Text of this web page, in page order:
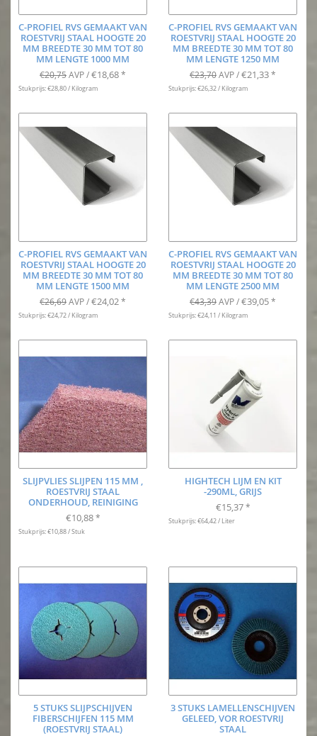
C-PROFIEL RVS GEMAAKT VAN
ROESTVRIJ STAAL HOOGTE 20
MM BREEDTE 30 MM TOT 80
MM LENGTE 1000 MM
€20,75 AVP / €18,68 *
Stukprijs: €28,80 / Kilogram
C-PROFIEL RVS GEMAAKT VAN
ROESTVRIJ STAAL HOOGTE 20
MM BREEDTE 30 MM TOT 80
MM LENGTE 1250 MM
€23,70 AVP / €21,33 *
Stukprijs: €26,32 / Kilogram
C-PROFIEL RVS GEMAAKT VAN
ROESTVRIJ STAAL HOOGTE 20
MM BREEDTE 30 MM TOT 80
MM LENGTE 1500 MM
€26,69 AVP / €24,02 *
Stukprijs: €24,72 / Kilogram
C-PROFIEL RVS GEMAAKT VAN
ROESTVRIJ STAAL HOOGTE 20
MM BREEDTE 30 MM TOT 80
MM LENGTE 2500 MM
€43,39 AVP / €39,05 *
Stukprijs: €24,11 / Kilogram
SLIJPVLIES SLIJPEN 115 MM ,
ROESTVRIJ STAAL
ONDERHOUD, REINIGING
€10,88 *
Stukprijs: €10,88 / Stuk
HIGHTECH LIJM EN KIT
-290ML, GRIJS
€15,37 *
Stukprijs: €64,42 / Liter
5 STUKS SLIJPSCHIJVEN
FIBERSCHIJFEN 115 MM
(ROESTVRIJ STAAL)
3 STUKS LAMELLENSCHIJVEN
GELEED, VOR ROESTVRIJ
STAAL